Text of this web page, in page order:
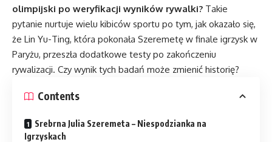
olimpijski po weryfikacji wyników rywalki? Takie
pytanie nurtuje wielu kibiców sportu po tym, jak okazało się,
że Lin Yu-Ting, która pokonała Szeremetę w finale igrzysk w
Paryżu, przeszła dodatkowe testy po zakończeniu
rywalizacji. Czy wynik tych badań może zmienić historię?
Contents
Srebrna Julia Szeremeta – Niespodzianka na
Igrzyskach